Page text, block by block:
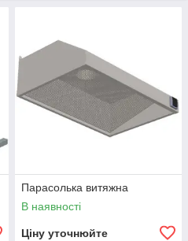
Парасолька витяжна
В наявності
Ціну уточнюйте